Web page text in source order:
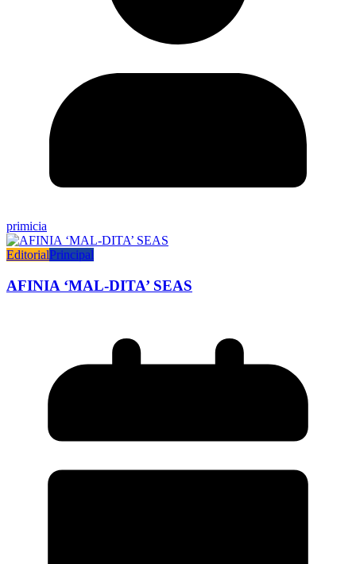
primicia
EditorialPrincipal
AFINIA ‘MAL-DITA’ SEAS